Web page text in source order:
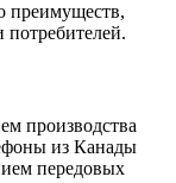
преимуществ,
производства
из Канады
передовых